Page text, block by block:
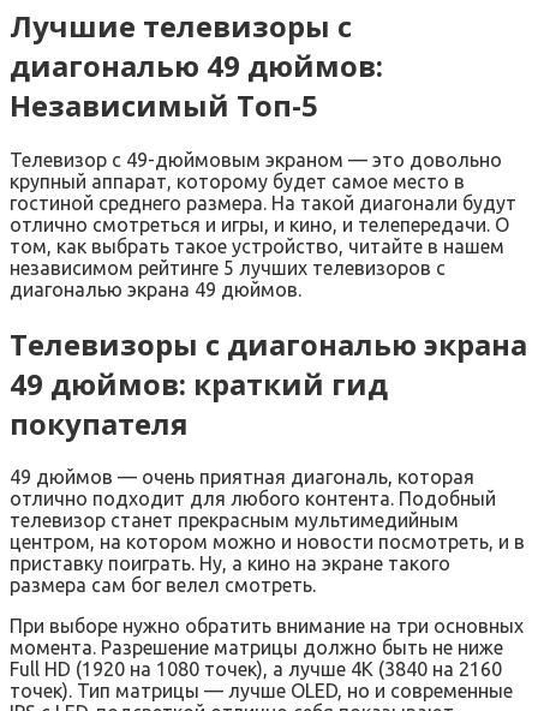
Лучшие телевизоры с
диагональю 49 дюймов:
Независимый Топ-5
Телевизор с 49-дюймовым экраном — это довольно
крупный аппарат, которому будет самое место в
гостиной среднего размера. На такой диагонали будут
отлично смотреться и игры, и кино, и телепередачи. О
том, как выбрать такое устройство, читайте в нашем
независимом рейтинге 5 лучших телевизоров с
диагональю экрана 49 дюймов.
Телевизоры с диагональю экрана
49 дюймов: краткий гид
покупателя
49 дюймов — очень приятная диагональ, которая
отлично подходит для любого контента. Подобный
телевизор станет прекрасным мультимедийным
центром, на котором можно и новости посмотреть, и в
приставку поиграть. Ну, а кино на экране такого
размера сам бог велел смотреть.
При выборе нужно обратить внимание на три основных
момента. Разрешение матрицы должно быть не ниже
Full HD (1920 на 1080 точек), а лучше 4К (3840 на 2160
точек). Тип матрицы — лучше OLED, но и современные